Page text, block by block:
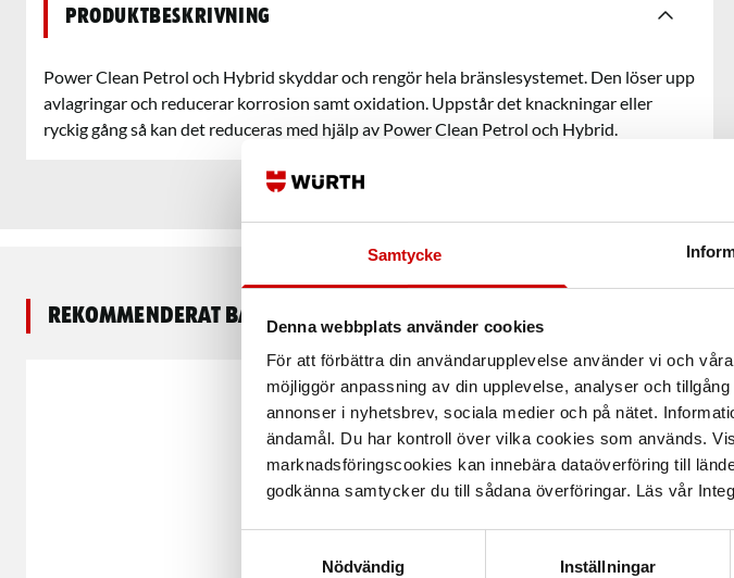
Samtycke
Denna webbplats använder cookies
För att förbättra din användarupplevelse använder vi och
möjliggör anpassning av din upplevelse, analyser och
annonser i nyhetsbrev, sociala medier och på nätet.
ändamål. Du har kontroll över vilka cookies som används.
marknadsföringscookies kan innebära dataöverföring till
godkänna samtycker du till sådana överföringar. Läs vår
Nödvändig
Inställningar
Produktbeskrivning
Power Clean Petrol och Hybrid skyddar och rengör hela bränslesystemet. Den löser upp
avlagringar och reducerar korrosion samt oxidation. Uppstår det knackningar eller
ryckig gång så kan det reduceras med hjälp av Power Clean Petrol och Hybrid.
Rekommenderat baserat på vald produkt